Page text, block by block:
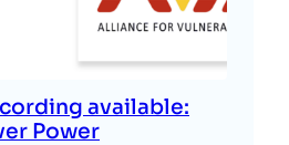
available:
Power